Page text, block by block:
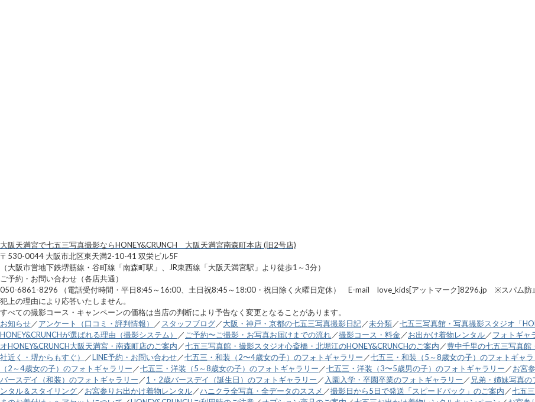
大阪天満宮で七五三写真撮影ならHONEY&CRUNCH 大阪天満宮南森町本店 (旧2号店)
〒530-0044 大阪市北区東天満2-10-41 双栄ビル5F
（大阪市営地下鉄堺筋線・谷町線「南森町駅」、JR東西線「大阪天満宮駅」より徒歩1～3分）
ご予約・お問い合わせ（各店共通）
050-6861-8296 （電話受付時間・平日8:45～16:00、土日祝8:45～18:00・祝日除く火曜日定休） E-mail love_kids[アットマーク]8296.jp ※スパム
犯上の理由により応答いたしません。
すべての撮影コース・キャンペーンの価格は当店の判断により予告なく変更となることがあります。
お知らせ／アンケート（口コミ・評判情報） ／ スタッフブログ／大阪・神戸・京都の七五三写真撮影日記／未分類／七五三写真館・写真撮影スタジオ「
HONEY&CRUNCHが選ばれる理由（撮影システム）
／ ご予約〜ご撮影・お写真お届けまでの流れ／撮影コース・料金／お出かけ着物レンタル／フォトギャ
オHONEY&CRUNCH大阪天満宮・南森町店のご案内 ／七五三写真館・撮影スタジオ心斎橋・北堀江のHONEY&CRUNCHのご案内 ／豊中千里の七五三写真
社近く・堺からもすぐ）
／LINE予約・お問い合わせ／七五三・和装（2〜4歳女の子）のフォトギャラリー ／七五三・和装（5～8歳女の子）のフォトギャラ
（2～4歳女の子）のフォトギャラリー ／七五三・洋装（5～8歳女の子）のフォトギャラリー ／七五三・洋装（3〜5歳男の子）のフォトギャラリー ／お宮
バースデイ（和装）のフォトギャラリー ／1・2歳バースデイ（誕生日）のフォトギャラリー ／ 入園入学・卒園卒業のフォトギャラリー ／ 兄弟・姉妹写真
ンタル＆スタイリング／お宮参りお出かけ着物レンタル／ハニクラ全写真・全データのススメ ／撮影日から5日で発送「スピードパック」のご案内 ／七五